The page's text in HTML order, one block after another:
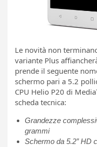
Le novità non
variante Plus
prende il seguente
schermo pari a 5.2
CPU Helio P20 di
scheda tecnica:
Grandezze
grammi
Schermo da 5.2” HD